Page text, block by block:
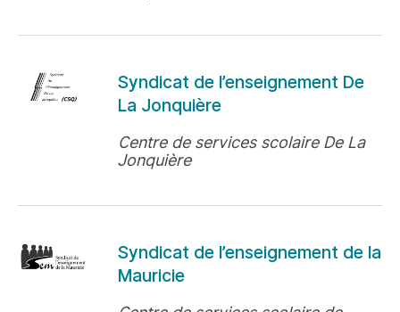
Syndicat de l’enseignement De
La Jonquière
Centre de services scolaire De La
Jonquière
Syndicat de l’enseignement de la
Mauricie